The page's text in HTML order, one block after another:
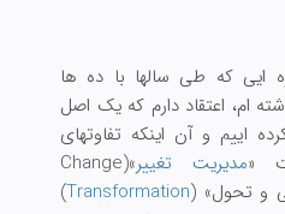
ایی که طی سالها با ده ها
ام، اعتقاد دارم که یک اصل
اییم و آن اینکه تفاوتهای
«مدیریت تغییر »(Change
Transformation
)